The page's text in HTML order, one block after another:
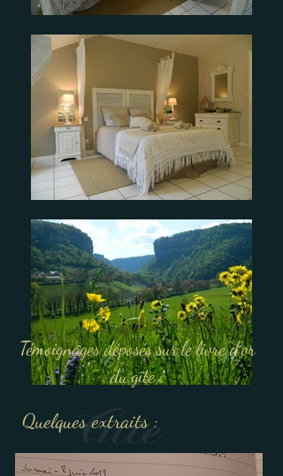
Témoignages déposés sur le livre d'or
du gîte :
Quelques extraits :